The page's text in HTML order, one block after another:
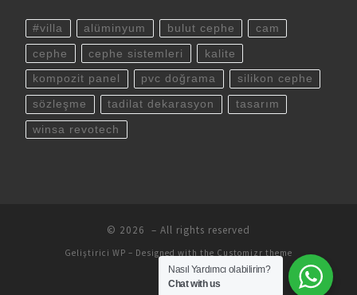
#villa alüminyum bulut cephe cam
cephe cephe sistemleri kalite
kompozit panel pvc doğrama silikon cephe
sözleşme tadilat dekarasyon tasarım
winsa revotech
© 2026 – All rights reserved
Geliştirici WP – Designed with the Customizr theme
Nasıl Yardımcı olabilirim?
Chat with us